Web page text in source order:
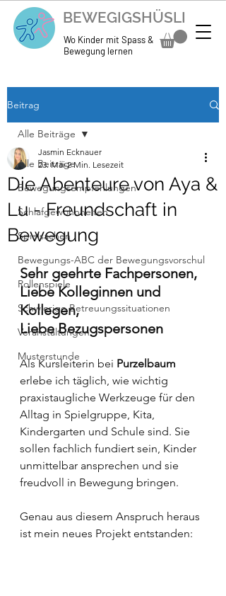
BEWEGIGSHÜSLI
Wo Kinder mit Spass &
Bewegung lernen
Beitrag
Alle Beiträge
Bewegungsempfehlungen
Schlafgewohnheiten
Spielsachen
Bewegungs-ABC der Bewegungsvorschul
Rollenspiele
Schwierige Betreuungssituationen
Veranstaltungen
Musterstunde
Alle Beiträge
Die Abenteure von Aya &
Lu - Freundschaft in
Bewegung
Jasmin Ecknauer
23. Mai 2 Min. Lesezeit
Sehr geehrte Fachpersonen,
Liebe Kolleginnen und
Kollegen,
Liebe Bezugspersonen
Als Kursleiterin bei Purzelbaum
erlebe ich täglich, wie wichtig
praxistaugliche Werkzeuge für den
Alltag in Spielgruppe, Kita,
Kindergarten und Schule sind. Sie
sollen fachlich fundiert sein, Kinder
unmittelbar ansprechen und sie
freudvoll in Bewegung bringen.
Genau aus diesem Anspruch heraus
ist mein neues Projekt entstanden: